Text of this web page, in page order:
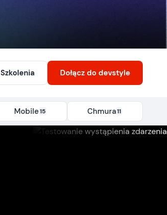
Szkolenia Dołącz do devstyle
Mobile15 Chmura11